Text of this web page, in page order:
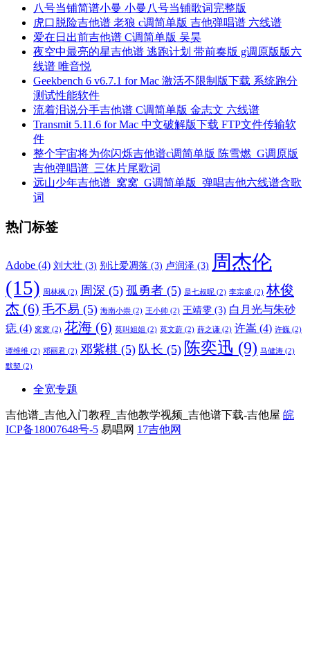
八号当铺简谱小曼 小曼八号当铺歌词完整版
虎口脱险吉他谱 老狼 c调简单版 吉他弹唱谱 六线谱
爱在日出前吉他谱 C调简单版 吴昊
夜空中最亮的星吉他谱 逃跑计划 带前奏版 g调原版版六
线谱 唯音悦
Geekbench 6 v6.7.1 for Mac 激活不限制版下载 系统跑分
测试性能软件
流着泪说分手吉他谱 C调简单版 金志文 六线谱
Transmit 5.11.6 for Mac 中文破解版下载 FTP文件传输软
件
整个宇宙将为你闪烁吉他谱c调简单版 陈雪燃_G调原版
吉他弹唱谱_三体片尾歌词
远山少年吉他谱_窝窝_G调简单版_弹唱吉他六线谱含歌
词
热门标签
Adobe (4) 刘大壮 (3) 别让爱凋落 (3) 卢润泽 (3) 周杰伦
(15) 周林枫 (2) 周深 (5) 孤勇者 (5) 是七叔呢 (2) 李宗盛 (2) 林俊
杰 (6) 毛不易 (5) 海南小崇 (2) 王小帅 (2) 王靖雯 (3) 白月光与朱砂
痣 (4) 窝窝 (2) 花海 (6) 莫叫姐姐 (2) 莫文蔚 (2) 薛之谦 (2) 许嵩 (4) 许巍 (2)
谭维维 (2) 邓丽君 (2) 邓紫棋 (5) 队长 (5) 陈奕迅 (9) 马健涛 (2)
默契 (2)
全宽专题
吉他谱_吉他入门教程_吉他教学视频_吉他谱下载-吉他屋 皖
ICP备18007648号-5 易唱网 17吉他网